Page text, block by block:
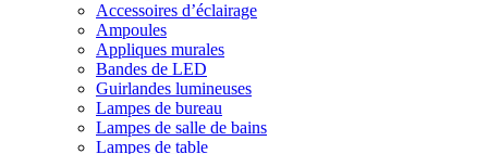
Accessoires d’éclairage
Ampoules
Appliques murales
Bandes de LED
Guirlandes lumineuses
Lampes de bureau
Lampes de salle de bains
Lampes de table